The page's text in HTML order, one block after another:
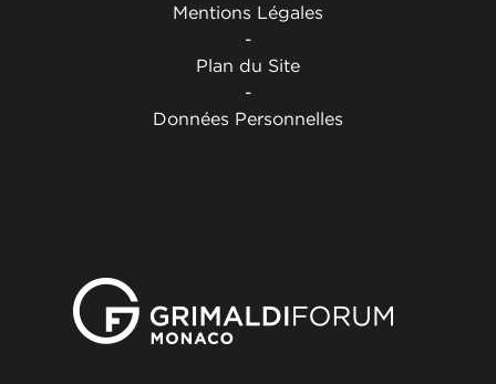
Mentions Légales
-
Plan du Site
-
Données Personnelles